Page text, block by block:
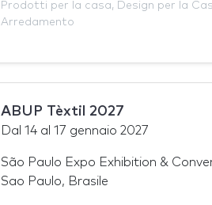
Prodotti per la casa, Design per la
Arredamento
ABUP Tèxtil 2027
Dal 14al 17 gennaio 2027
São Paulo Expo Exhibition &
Sao Paulo, Brasile